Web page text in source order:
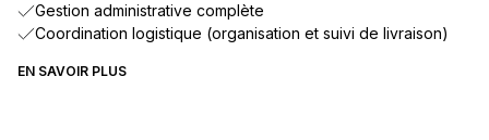
Gestion administrative complète
Coordination logistique (organisation et suivi de livraison)
EN SAVOIR PLUS